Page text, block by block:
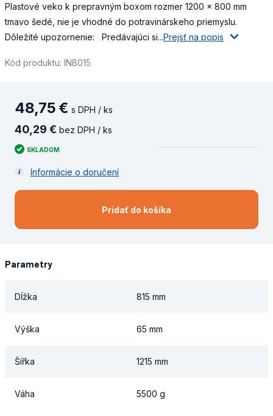
Plastové veko k prepravným boxom rozmer 1200 x 800 mm
tmavo šedé, nie je vhodné do potravinárskeho priemyslu.
Dôležité upozornenie: Predávajúci si...Prejsť na popis
Kód produktu: INB015
48,75 € s DPH / ks
40 29 € bez DPH / ks
SKLADOM
Informácie o doručení
Pridať do košíka
Parametry
Dĺžka 815 mm
Výška 65 mm
Šířka 1215 mm
Váha 5500 g